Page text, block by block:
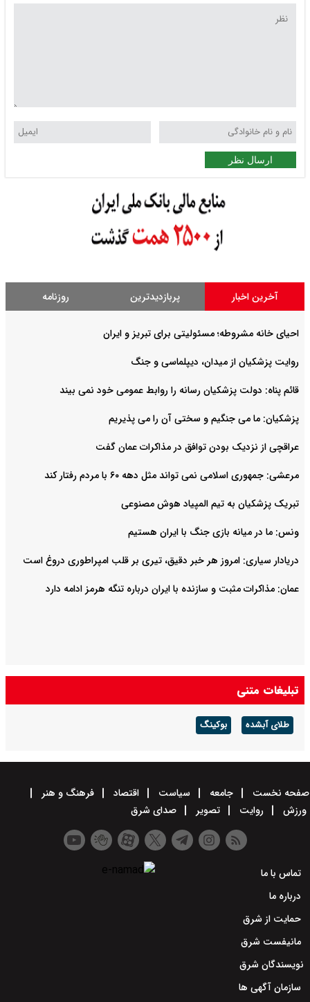
ارسال نظر
آخرین اخبار پربازدیدترین روزنامه
احیای خانه مشروطه؛ مسئولیتی برای تبریز و ایران
روایت‌ پزشکیان از میدان، دیپلماسی و جنگ
قائم پناه: دولت پزشکیان رسانه را روابط عمومی خود نمی بیند
پزشکیان: ما می جنگیم و سختی آن را می پذیریم
عراقچی از نزدیک بودن توافق در مذاکرات عمان گفت
مرعشی: جمهوری اسلامی نمی تواند مثل دهه ۶۰ با مردم رفتار کند
تبریک پزشکیان به تیم المپیاد هوش مصنوعی
ونس: ما در میانه بازی جنگ با ایران هستیم
دریادار سیاری: امروز هر خبر دقیق، تیری بر قلب امپراطوری دروغ است
عمان: مذاکرات مثبت و سازنده با ایران درباره تنگه هرمز ادامه دارد
تبلیغات متنی
طلای آبشده بوکینگ
صفحه نخست جامعه سیاست اقتصاد
فرهنگ و هنر
ورزش
روایت تصویر صدای شرق
تماس با ما
درباره ما
حمایت از شرق
مانیفست شرق
نویسندگان شرق
سازمان آگهی ها